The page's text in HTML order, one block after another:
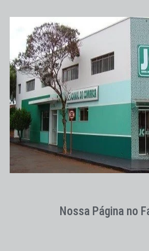
Nossa Página no